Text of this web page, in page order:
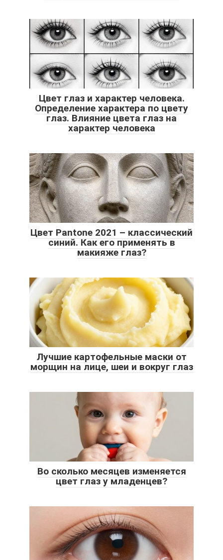
Цвет глаз и характер человека.
Определение характера по цвету
глаз. Влияние цвета глаз на
характер человека
Цвет Pantone 2021 – классический
синий. Как его применять в
макияже глаз?
Лучшие картофельные маски от
морщин на лице, шеи и вокруг глаз
Во сколько месяцев изменяется
цвет глаз у младенцев?